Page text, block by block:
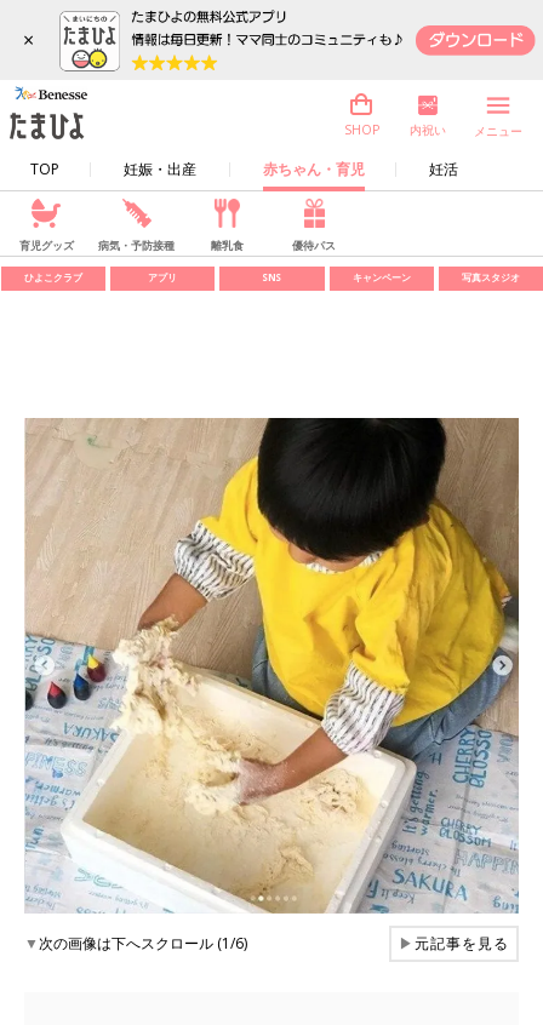
×
TOP 妊娠・出産 赤ちゃん・育児 妊活
SHOP 内祝い メニュー
育児グッズ 病気・予防接種 離乳食 優待パス
ひよこクラブ アプリ SNS キャンペーン 写真スタジオ
▼次の画像は下へスクロール (1/6) ▶元記事を見る